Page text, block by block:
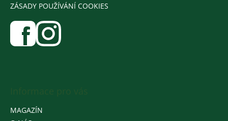
ZÁSADY POUŽÍVÁNÍ COOKIES
MAGAZÍN